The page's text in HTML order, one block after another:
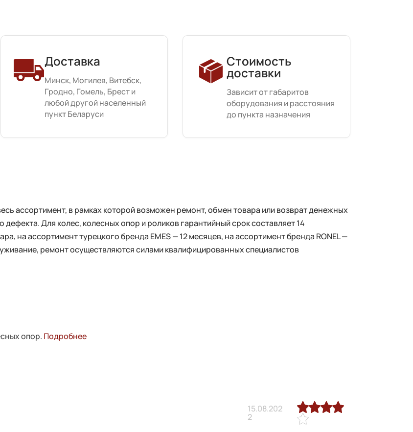
Доставка
Минск, Могилев, Витебск,
Гродно, Гомель, Брест и
любой другой населенный
пункт Беларуси
Стоимость
доставки
Зависит от габаритов
оборудования и расстояния
до пункта назначения
ассортимент, в рамках которой возможен ремонт, обмен товара или возврат денежных
Для колес, колесных опор и роликов гарантийный срок составляет 14
на ассортимент турецкого бренда EMES — 12 месяцев, на ассортимент бренда RONEL —
ремонт осуществляются силами квалифицированных специалистов
опор. Подробнее
15.08.202
2